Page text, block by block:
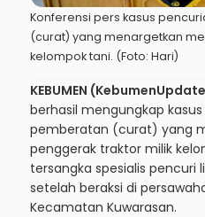
Konferensi pers kasus
(curat) yang menargetkan
kelompok tani. (Foto: Hari)
KEBUMEN
berhasil mengungkap
pemberatan (curat) yang
penggerak traktor milik
tersangka spesialis pencuri
setelah beraksi di
Kecamatan Kuwarasan.